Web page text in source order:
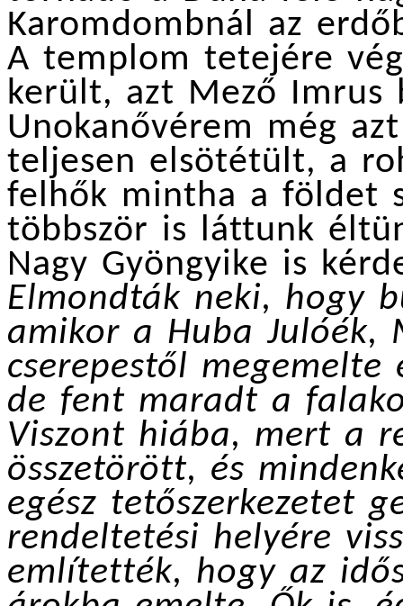
Karomdombnál az
A templom tetejére
került, azt Mező Imrus
Unokanővérem még
teljesen elsötétült, a
felhők mintha a földet
többször is láttunk
Nagy Gyöngyike is
Elmondták neki, hogy
amikor a Huba Julóék,
cserepestől
de fent maradt a
Viszont hiába, mert a
összetörött, és
egész tetőszerkezetet
rendeltetési helyére
említették, hogy az